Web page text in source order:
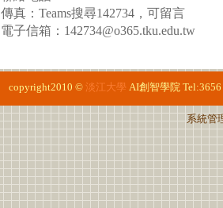
傳真：Teams搜尋142734，可留言
電子信箱：142734@o365.tku.edu.tw
copyright2010 © 淡江大學 AI創智學院 Tel:3656
系統管